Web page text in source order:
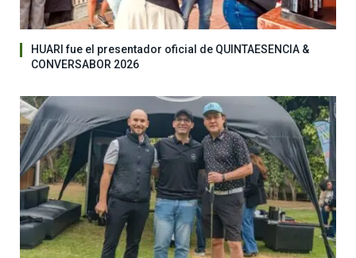
HUARI fue el presentador oficial de QUINTAESENCIA &
CONVERSABOR 2026